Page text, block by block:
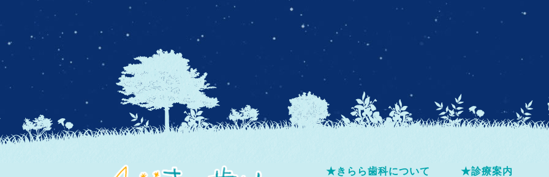
★きらら歯科について ★診療案内